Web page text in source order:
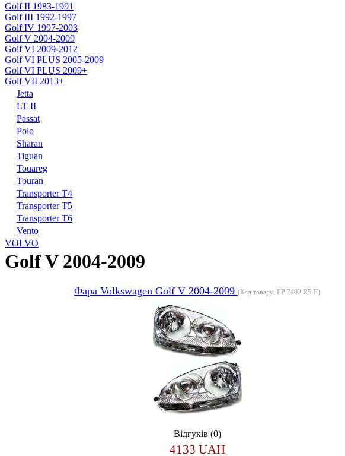
Golf II 1983-1991
Golf III 1992-1997
Golf IV 1997-2003
Golf V 2004-2009
Golf VI 2009-2012
Golf VI PLUS 2005-2009
Golf VI PLUS 2009+
Golf VII 2013+
Jetta
LT II
Passat
Polo
Sharan
Tiguan
Touareg
Touran
Transporter T4
Transporter T5
Transporter T6
Vento
VOLVO
Golf V 2004-2009
Фара Volkswagen Golf V 2004-2009 (Код товару: FP 7402 R5-E)
Відгуків (0)
4133 UAH